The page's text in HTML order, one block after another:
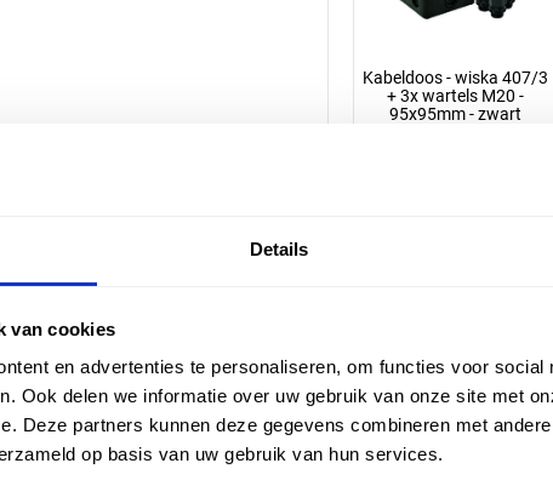
Details
van cookies
en advertenties te personaliseren, om functies voor social
Ook delen we informatie over uw gebruik van onze site met
Deze partners kunnen deze gegevens combineren met
op basis van uw gebruik van hun services.
Kabeldoos - wiska 407/3
+ 3x wartels M20 -
95x95mm - zwart
Omschrijving
De lichtgrijze kabeldoos is
kunststof. Een veilige